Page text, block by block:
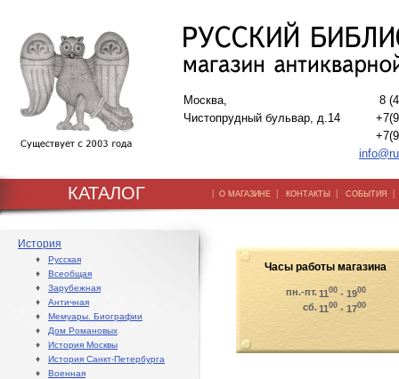
Москва,
Чистопрудный бульвар, д.14
8
КАТАЛОГ | О МАГАЗИНЕ | КОНТАКТЫ | СОБЫТИЯ
История
♦ Русская
♦ Всеобщая
♦ Зарубежная
♦ Античная
♦ Мемуары. Биографии
♦ Дом Романовых
♦ История Москвы
♦ История Санкт-Петербурга
♦ Военная
Часы работы магазина
пн.-пт.1100 - 1900
сб.1100 - 1700